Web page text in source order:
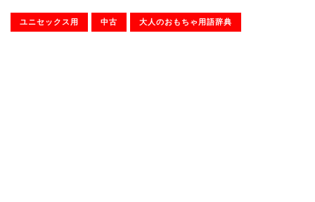
ユニセックス用 中古 大人のおもちゃ用語辞典